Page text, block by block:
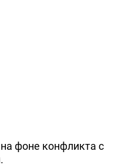
фоне конфликта с